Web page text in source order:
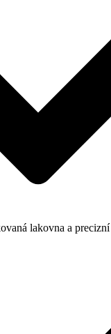
lakovna a